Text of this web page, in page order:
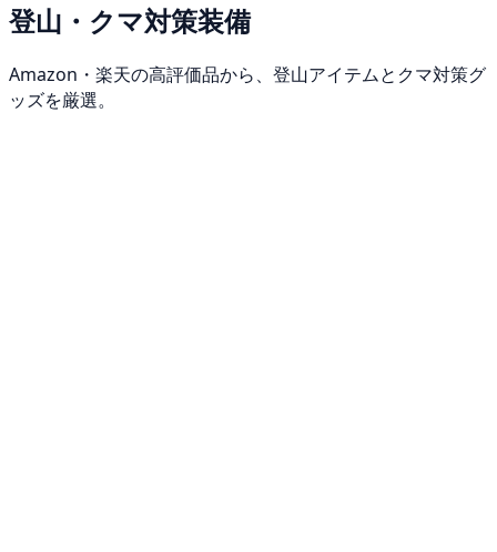
登山・クマ対策装備
Amazon・楽天の高評価品から、登山アイテムとクマ対策グ
ッズを厳選。